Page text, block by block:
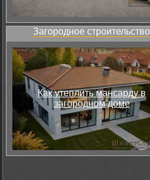
Загородное строительство
Как утеплить мансарду в
загородном доме